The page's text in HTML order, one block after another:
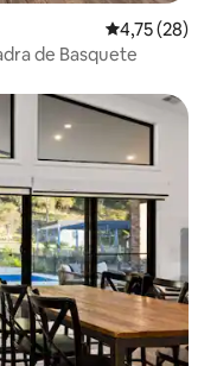
4,75 de uma
4,75 (28)
de Basquete